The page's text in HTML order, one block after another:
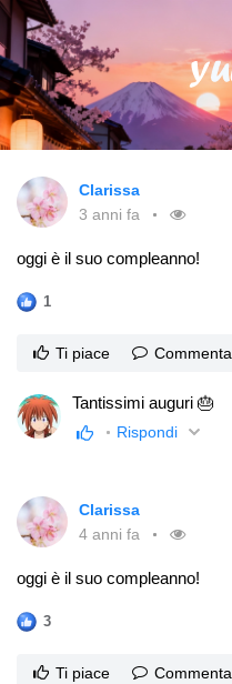
Clarissa
3 anni fa
oggi è il suo compleanno!
1
Ti piace Commenta
Tantissimi auguri 🎂
Rispondi
Clarissa
4 anni fa
oggi è il suo compleanno!
3
Ti piace Commenta